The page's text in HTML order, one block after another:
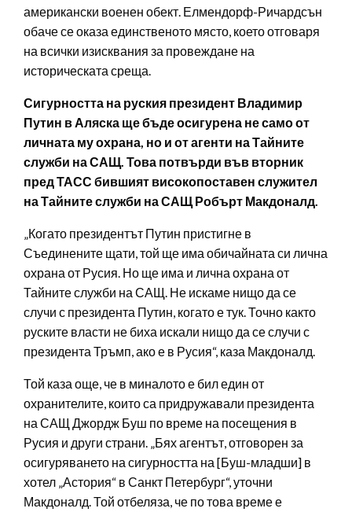
американски военен обект. Елмендорф-Ричардсън
обаче се оказа единственото място, което отговаря
на всички изисквания за провеждане на
историческата среща.
Сигурността на руския президент Владимир
Путин в Аляска ще бъде осигурена не само от
личната му охрана, но и от агенти на Тайните
служби на САЩ. Това потвърди във вторник
пред ТАСС бившият високопоставен служител
на Тайните служби на САЩ Робърт Макдоналд.
„Когато президентът Путин пристигне в
Съединените щати, той ще има обичайната си лична
охрана от Русия. Но ще има и лична охрана от
Тайните служби на САЩ. Не искаме нищо да се
случи с президента Путин, когато е тук. Точно както
руските власти не биха искали нищо да се случи с
президента Тръмп, ако е в Русия“, каза Макдоналд.
Той каза още, че в миналото е бил един от
охранителите, които са придружавали президента
на САЩ Джордж Буш по време на посещения в
Русия и други страни. „Бях агентът, отговорен за
осигуряването на сигурността на [Буш-младши] в
хотел „Астория“ в Санкт Петербург“, уточни
Макдоналд. Той отбеляза, че по това време е